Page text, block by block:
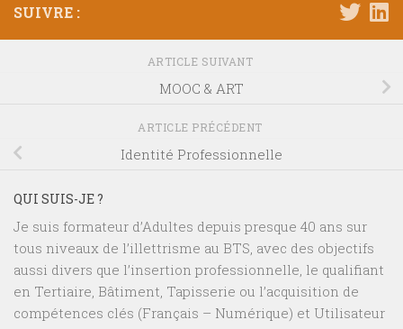
SUIVRE :
ARTICLE SUIVANT
MOOC & ART
ARTICLE PRÉCÉDENT
Identité Professionnelle
QUI SUIS-JE ?
Je suis formateur d’Adultes depuis presque 40 ans sur
tous niveaux de l’illettrisme au BTS, avec des objectifs
aussi divers que l’insertion professionnelle, le qualifiant
en Tertiaire, Bâtiment, Tapisserie ou l’acquisition de
compétences clés (Français – Numérique) et Utilisateur